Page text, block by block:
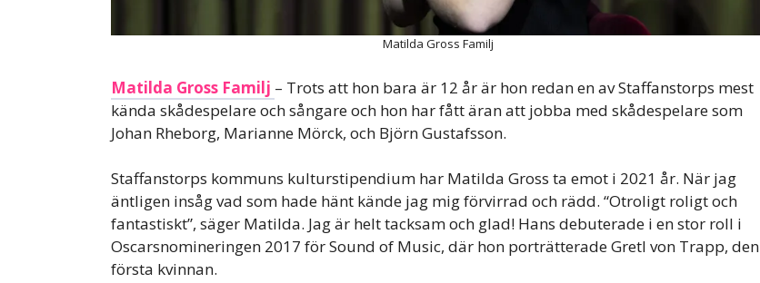
Matilda Gross Familj
Matilda Gross Familj – Trots att hon bara är 12 år är hon redan en av Staffanstorps mest
kända skådespelare och sångare och hon har fått äran att jobba med skådespelare som
Johan Rheborg, Marianne Mörck, och Björn Gustafsson.
Staffanstorps kommuns kulturstipendium har Matilda Gross ta emot i 2021 år. När jag
äntligen insåg vad som hade hänt kände jag mig förvirrad och rädd. “Otroligt roligt och
fantastiskt”, säger Matilda. Jag är helt tacksam och glad! Hans debuterade i en stor roll i
Oscarsnomineringen 2017 för Sound of Music, där hon porträtterade Gretl von Trapp, den
första kvinnan.